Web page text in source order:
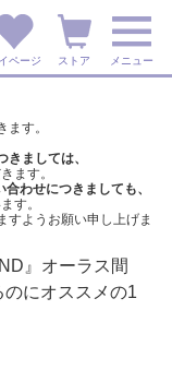
ページ ストア メニュー
す。
ましては、
ます。
合わせにつきましても、
す。
すようお願い申し上げま
』オーラス間
にオススメの1